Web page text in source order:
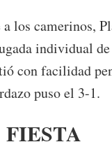
los camerinos,
individual
con facilidad
puso el 3-1.